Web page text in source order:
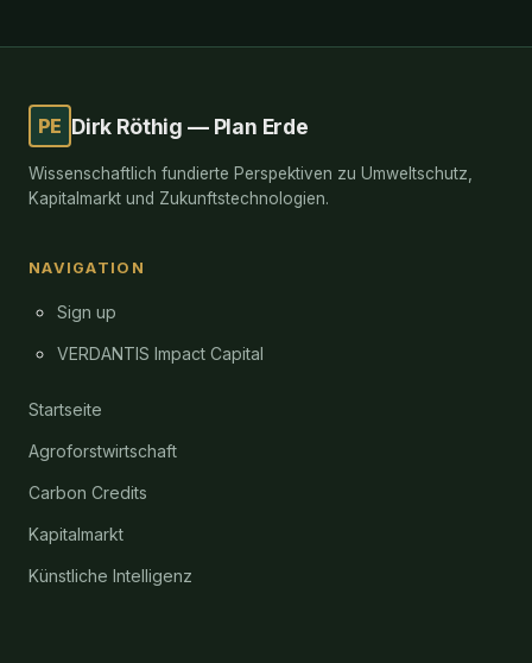
PE Dirk Röthig — Plan Erde
Wissenschaftlich fundierte Perspektiven zu Umweltschutz,
Kapitalmarkt und Zukunftstechnologien.
NAVIGATION
Sign up
VERDANTIS Impact Capital
Startseite
Agroforstwirtschaft
Carbon Credits
Kapitalmarkt
Künstliche Intelligenz